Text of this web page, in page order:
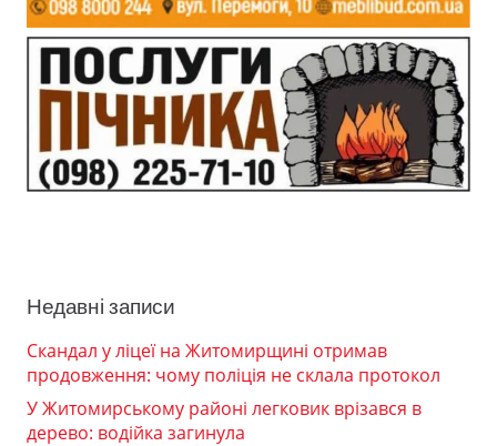
Недавні записи
Скандал у ліцеї на Житомирщині отримав
продовження: чому поліція не склала протокол
У Житомирському районі легковик врізався в
дерево: водійка загинула